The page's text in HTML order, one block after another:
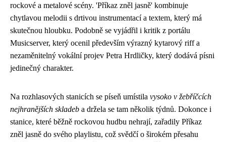
rockové a metalové scény. 'Příkaz zněl jasně' kombinuje
chytlavou melodii s drtivou instrumentací a textem, který má
skutečnou hloubku. Podobně se vyjádřil i kritik z portálu
Musicserver, který ocenil především výrazný kytarový riff a
nezaměnitelný vokální projev Petra Hrdličky, který dodává písni
jedinečný charakter.
Na rozhlasových stanicích se píseň umístila vysoko v žebříčcích
nejhranějších skladeb a držela se tam několik týdnů. Dokonce i
stanice, které běžně rockovou hudbu nehrají, zařadily Příkaz
zněl jasně do svého playlistu, což svědčí o širokém přesahu